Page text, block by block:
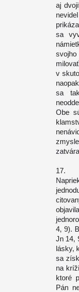
aj
sa
svojho
v
sa
Obe
17.
4, 9).
Jn 14,
lásky,
sa
na
ktoré
Pán